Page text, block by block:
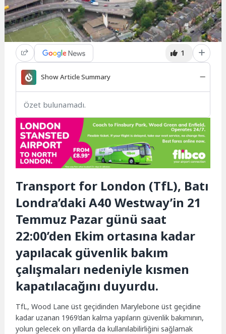
1
Show Article Summary
Özet bulunamadı.
Transport for London (TfL), Batı
Londra’daki A40 Westway’in 21
Temmuz Pazar günü saat
22:00’den Ekim ortasına kadar
yapılacak güvenlik bakım
çalışmaları nedeniyle kısmen
kapatılacağını duyurdu.
TfL, Wood Lane üst geçidinden Marylebone üst geçidine
kadar uzanan 1969’dan kalma yapıların güvenlik bakımının,
yolun gelecek on yıllarda da kullanılabilirliğini sağlamak